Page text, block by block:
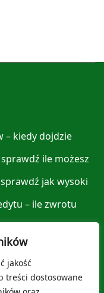
jakość
treści dostosowane
– kiedy dojdzie
ile możesz
jak wysoki
– ile zwrotu
ile możesz